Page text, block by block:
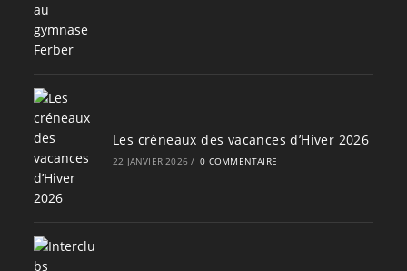
Les créneaux des vacances d’Hiver 2026
22 JANVIER 2026 / 0 COMMENTAIRE